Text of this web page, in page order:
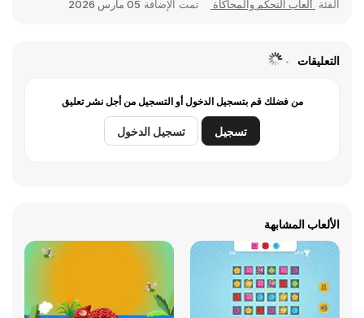
الفئة ألعاب التحكم والمحاكاة تمت الإضافة 05 مارس 2026
التعليقات
من فضلك قم بتسجيل الدخول أو التسجيل من أجل نشر تعليق
تسجيل تسجيل الدخول
الألعاب المشابهة